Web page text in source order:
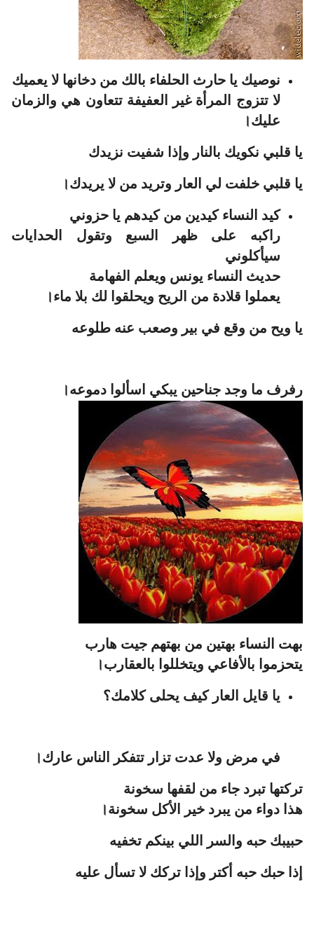
نوصيك يا حارث الحلفاء بالك من دخانها لا يعميك
لا تتزوج المرأة غير العفيفة تتعاون هي والزمان
عليك।
يا قلبي نكويك بالنار وإذا شفيت نزيدك
يا قلبي خلفت لي العار وتريد من لا يريدك।
كيد النساء كيدين من كيدهم يا حزوني
راكبه على ظهر السبع وتقول الحدايات
سيأكلوني
حديث النساء يونس ويعلم الفهامة
يعملوا قلادة من الريح ويحلقوا لك بلا ماء।
يا ويح من وقع في بير وصعب عنه طلوعه
رفرف ما وجد جناحين يبكي اسألوا دموعه।
بهت النساء بهتين من بهتهم جيت هارب
يتحزموا بالأفاعي ويتخللوا بالعقارب।
يا قايل العار كيف يحلى كلامك؟
في مرض ولا عدت تزار تتفكر الناس عارك।
تركتها تبرد جاء من لقفها سخونة
هذا دواء من يبرد خير الأكل سخونة।
حبيبك حبه والسر اللي بينكم تخفيه
إذا حبك حبه أكتر وإذا تركك لا تسأل عليه